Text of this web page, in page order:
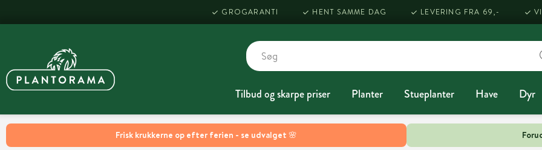
Frisk krukkerne op efter ferien - se udvalget 🌸
GROGARANTI HENT SAMME DAG LEVERING FRA 69,-
Tilbud og skarpe priser Planter Stueplanter Have Dyr